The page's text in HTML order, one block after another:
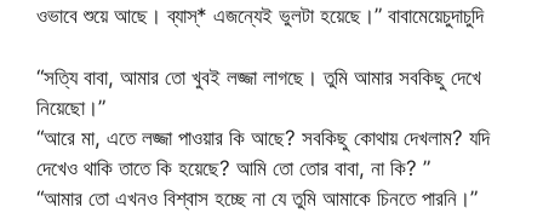
ওভাবে শুয়ে আছে। ব্যাস্* এজন্যেই ভুলটা হয়েছে।” বাবামেয়েচুদাচুদি
“সত্যি বাবা, আমার তো খুবই লজ্জা লাগছে। তুমি আমার সবকিছু দেখে
নিয়েছো।”
“আরে মা, এতে লজ্জা পাওয়ার কি আছে? সবকিছু কোথায় দেখলাম? যদি
দেখেও থাকি তাতে কি হয়েছে? আমি তো তোর বাবা, না কি? ”
“আমার তো এখনও বিশ্বাস হচ্ছে না যে তুমি আমাকে চিনতে পারনি।”